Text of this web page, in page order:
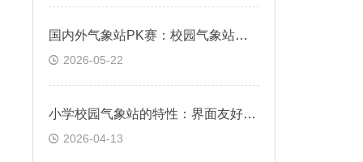
国内外气象站PK赛：校园气象站主流厂家有哪些？云境天合正规品质+实惠价位
2026-05-22
小学校园气象站的特性：界面友好，支持手机、PC浏览器直接观测
2026-04-13